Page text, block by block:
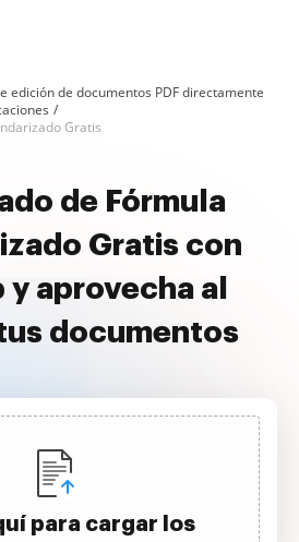
edición de documentos PDF directamente
Gratis
de Fórmula
Gratis con
y aprovecha al
documentos
para cargar los